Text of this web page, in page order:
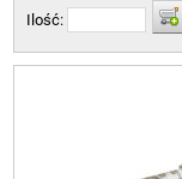
Ilość: